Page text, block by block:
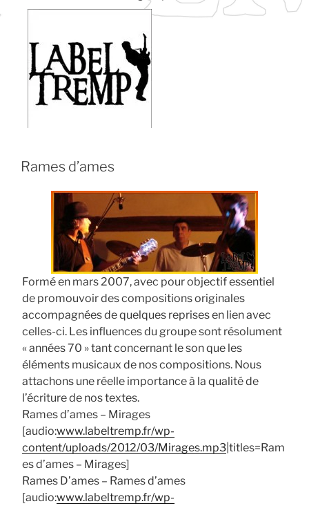
Rames d’ames
Formé en mars 2007, avec pour objectif essentiel
de promouvoir des compositions originales
accompagnées de quelques reprises en lien avec
celles-ci. Les influences du groupe sont résolument
« années 70 » tant concernant le son que les
éléments musicaux de nos compositions. Nous
attachons une réelle importance à la qualité de
l’écriture de nos textes.
Rames d’ames – Mirages
[audio:www.labeltremp.fr/wp-
content/uploads/2012/03/Mirages.mp3 |titles=Ram
es d’ames – Mirages]
Rames D’ames – Rames d’ames
[audio:www.labeltremp.fr/wp-